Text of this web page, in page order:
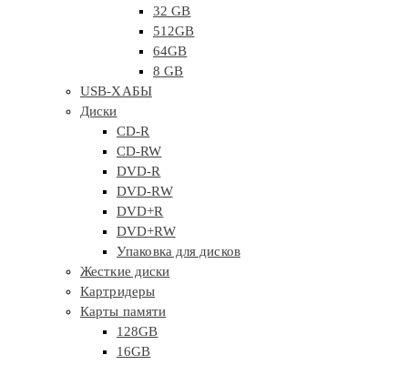
32 GB
512GB
64GB
8 GB
USB-ХАБЫ
Диски
CD-R
CD-RW
DVD-R
DVD-RW
DVD+R
DVD+RW
Упаковка для дисков
Жесткие диски
Картридеры
Карты памяти
128GB
16GB